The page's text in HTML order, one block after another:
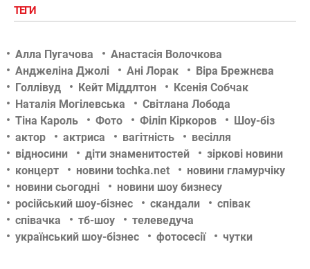
ТЕГИ
Алла Пугачова
Анастасія Волочкова
Анджеліна Джолі
Ані Лорак
Віра Брежнєва
Голлівуд
Кейт Міддлтон
Ксенія Собчак
Наталія Могілевська
Світлана Лобода
Тіна Кароль
Фото Філіп Кіркоров
Шоу-біз
актор
актриса вагітність
весілля
відносини
діти знаменитостей
зіркові новини
концерт
новини tochka.net
новини гламурчіку
новини сьогодні
новини шоу бизнесу
російський шоу-бізнес
скандали
співак
співачка
тб-шоу
телеведуча
український шоу-бізнес
фотосесії чутки